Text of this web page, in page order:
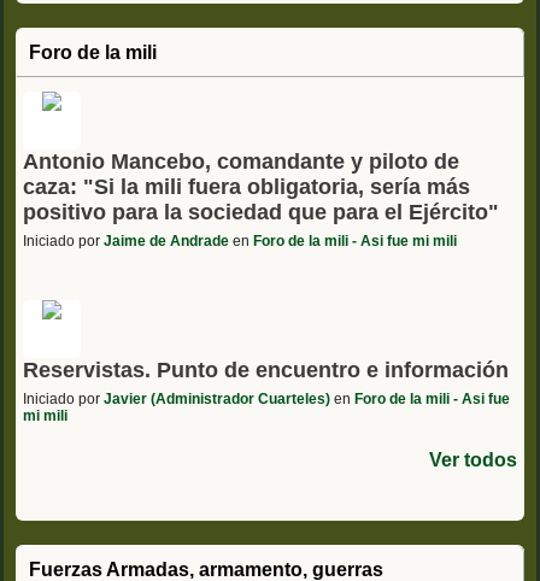
Foro de la mili
Antonio Mancebo, comandante y piloto de
caza: "Si la mili fuera obligatoria, sería más
positivo para la sociedad que para el Ejército"
Iniciado por Jaime de Andrade en Foro de la mili - Asi fue mi mili
Reservistas. Punto de encuentro e información
Iniciado por Javier (Administrador Cuarteles) en Foro de la mili - Asi fue
mi mili
Ver todos
Fuerzas Armadas, armamento, guerras